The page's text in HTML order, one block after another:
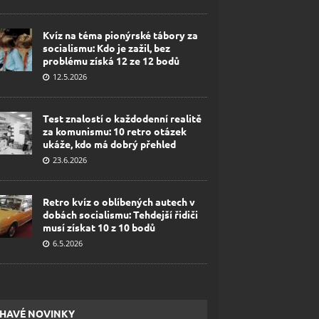
Kvíz na téma pionýrské tábory za
socialismu: Kdo je zažil, bez
problému získá 12 ze 12 bodů
12.5.2026
Test znalostí o každodenní realitě
za komunismu: 10 retro otázek
ukáže, kdo má dobrý přehled
23.6.2026
Retro kvíz o oblíbených autech v
dobách socialismu: Tehdejší řidiči
musí získat 10 z 10 bodů
6.5.2026
NOVINKY